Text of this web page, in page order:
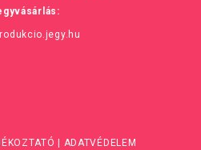
ADATVÉDELEM